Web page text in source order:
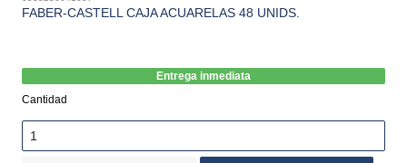
FABER-CASTELL CAJA ACUARELAS 48 UNIDS.
Entrega inmediata
Cantidad